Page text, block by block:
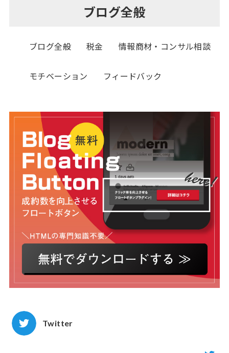
ブログ全般
ブログ全般 税金 情報商材・コンサル相談
モチベーション フィードバック
Twitter